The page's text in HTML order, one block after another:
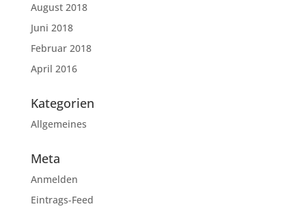
August 2018
Juni 2018
Februar 2018
April 2016
Kategorien
Allgemeines
Meta
Anmelden
Eintrags-Feed